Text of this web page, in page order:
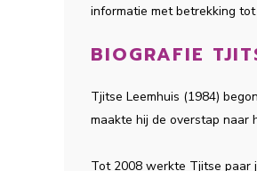
informatie met betrekking
BIOGRAFIE
Tjitse Leemhuis (1984)
maakte hij de overstap naar
Tot 2008 werkte Tjitse paar